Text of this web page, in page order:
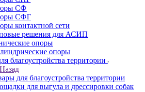
СФ
СФГ
контактной сети
решения для АСИП
опоры
опоры
благоустройства территории
Назад
для благоустройства территории
для выгула и дрессировки собак